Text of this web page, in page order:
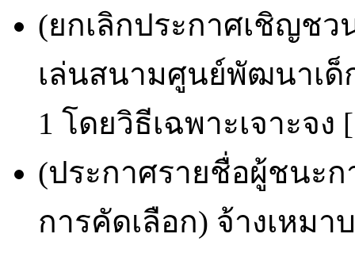
(ยกเลิกประกาศเชิญชว
เล่นสนามศูนย์พัฒนาเด็
1 โดยวิธีเฉพาะเจาะจง
(ประกาศรายชื่อผู้ชนะก
การคัดเลือก) จ้างเหม